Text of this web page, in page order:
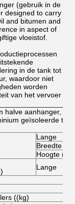
(gebruik in de
designed to carry
and bitumen and
in aspect of
vloeistof.
in de tank tot
waardoor niet
worden
van het vervoer
halve aanhanger,
geïsoleerde
Lange
Breedte
Hoogte
Lange
((kg)